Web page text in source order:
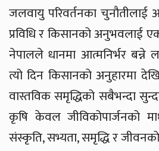
जलवायु परिवर्तनका चुनौतीलाई
प्रविधि र किसानको अनुभवलाई
नेपालले धानमा आत्मनिर्भर बन्ने
त्यो दिन किसानको अनुहारमा
वास्तविक समृद्धिको सबैभन्दा
कृषि केवल जीविकोपार्जनको
संस्कृति, सभ्यता, समृद्धि र